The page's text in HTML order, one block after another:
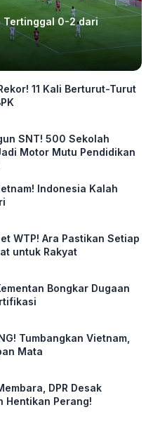
Tertinggal 0-2 dari
11 Kali Berturut-Turut
SNT! 500 Sekolah
Motor Mutu Pendidikan
Indonesia Kalah
WTP! Ara Pastikan Setiap
untuk Rakyat
Bongkar Dugaan
Tumbangkan Vietnam,
Mata
DPR Desak
Hentikan Perang!